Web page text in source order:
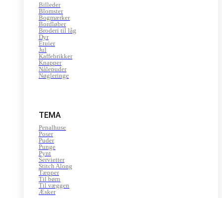
Billeder
Blomster
Bogmærker
Bordløber
Broderi til låg
Dyr
Etuier
Jul
Kaffebrikker
Knapper
Nålepuder
Nøgleringe
TEMA
Penalhuse
Poser
Puder
Punge
Pynt
Servietter
Stitch Along
Tæpper
Til børn
Til væggen
Æsker